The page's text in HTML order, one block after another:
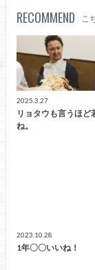
RECOMMEND こ
2025.3.27
リョタウも言うほど
ね。
2023.10.28
1年〇〇いいね！